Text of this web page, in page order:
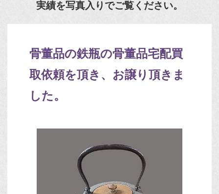
実績を写真入りでご覧ください。
骨董品の鉄瓶の骨董品宅配買
取依頼を頂き、お譲り頂きま
した。